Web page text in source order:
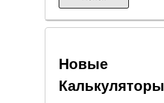
Новые
Калькуляторы